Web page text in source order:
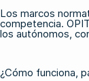
Los marcos
competencia.
los autónomos,
¿Cómo funciona,